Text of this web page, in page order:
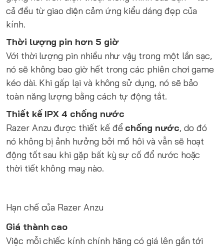
cả đều từ giao diện cảm ứng kiểu dáng đẹp của
kính.
Thời lượng pin hơn 5 giờ
Với thời lượng pin nhiều như vậy trong một lần sạc,
nó sẽ không bao giờ hết trong các phiên chơi game
kéo dài. Khi gấp lại và không sử dụng, nó sẽ bảo
toàn năng lượng bằng cách tự động tắt.
Thiết kế IPX 4 chống nước
Razer Anzu được thiết kế để chống nước, do đó
nó không bị ảnh hưởng bởi mồ hôi và vẫn sẽ hoạt
động tốt sau khi gặp bất kỳ sự cố đổ nước hoặc
thời tiết không may nào.
Hạn chế của Razer Anzu
Giá thành cao
Việc mỗi chiếc kính chính hãng có giá lên gần tới